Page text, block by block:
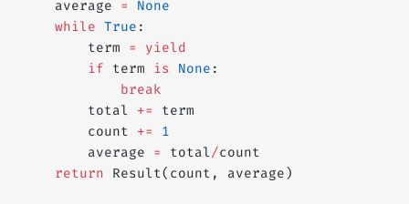
    average
=
None
    while
True :
        term
=
yield
        if
term is None :
            break
        total
+=
term
        count
+=
1
        average
= total/count
    return
Result(count, average)